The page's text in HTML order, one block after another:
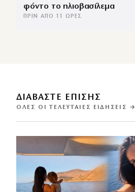
φόντο το ηλιοβασίλεμα
ΠΡΙΝ ΑΠΌ 11 ΏΡΕΣ
ΔΙΑΒΑΣΤΕ ΕΠΙΣΗΣ
ΌΛΕΣ ΟΙ ΤΕΛΕΥΤΑΊΕΣ ΕΙΔΉΣΕΙΣ →